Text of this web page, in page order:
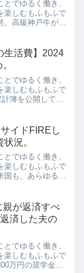
でゆるく働き、
楽しむもふもふで
高級神戸牛が届
高級肉でした。
、「健...
生活費】2024
でゆるく働き、
楽しむもふもふで
簿を公開してい
めにまとめておき
イドFIREし
況。
でゆるく働き、
楽しむもふもふで
国も、あらゆる指
…！驚きまし
の持っ...
が返済すべ
済した夫の
でゆるく働き、
楽しむもふもふで
万円の奨学金を